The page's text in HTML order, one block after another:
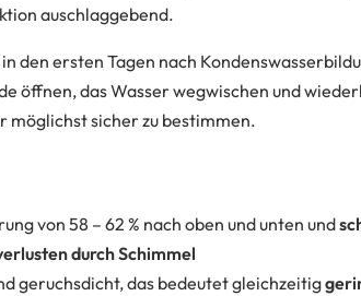
auschlaggebend.
den ersten Tagen nach
öffnen, das Wasser wegwischen und
sicher zu bestimmen.
von 58 – 62 % nach oben und unten und
durch Schimmel
geruchsdicht, das bedeutet gleichzeitig